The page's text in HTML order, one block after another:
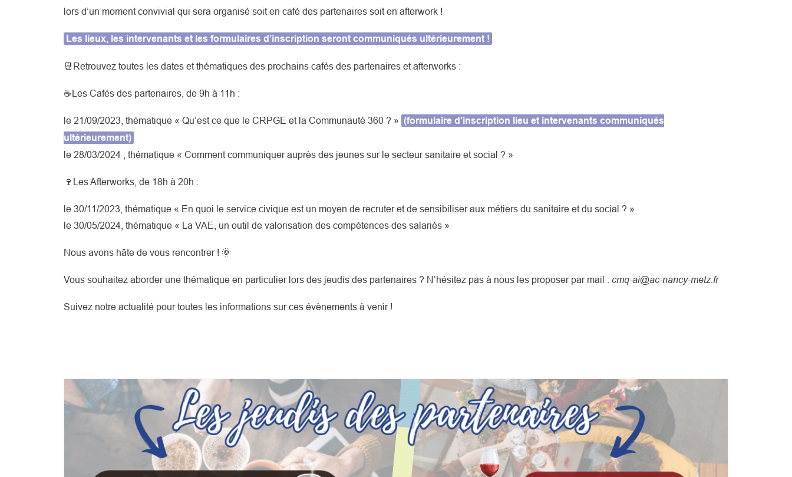
lors d’un moment convivial qui sera organisé soit en café des partenaires soit en afterwork !
Les lieux, les intervenants et les formulaires d’inscription seront communiqués ultérieurement !
📆Retrouvez toutes les dates et thématiques des prochains cafés des partenaires et afterworks :
☕Les Cafés des partenaires, de 9h à 11h :
le 21/09/2023, thématique « Qu’est ce que le CRPGE et la Communauté 360 ? » (formulaire d’inscription lieu et intervenants communiqués
ultérieurement)
le 28/03/2024 , thématique « Comment communiquer auprès des jeunes sur le secteur sanitaire et social ? »
🍷Les Afterworks, de 18h à 20h :
le 30/11/2023, thématique « En quoi le service civique est un moyen de recruter et de sensibiliser aux métiers du sanitaire et du social ? »
le 30/05/2024, thématique « La VAE, un outil de valorisation des compétences des salariés »
Nous avons hâte de vous rencontrer ! 🌞
Vous souhaitez aborder une thématique en particulier lors des jeudis des partenaires ? N’hésitez pas à nous les proposer par mail : cmq-ai@ac-nancy-metz.fr
Suivez notre actualité pour toutes les informations sur ces évènements à venir !